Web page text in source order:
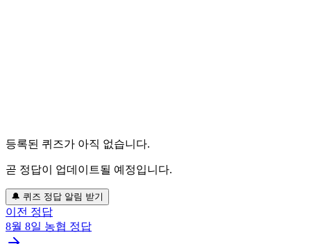
등록된 퀴즈가 아직 없습니다.
곧 정답이 업데이트될 예정입니다.
🔔 퀴즈 정답 알림 받기
이전 정답
8월 8일 농협 정답